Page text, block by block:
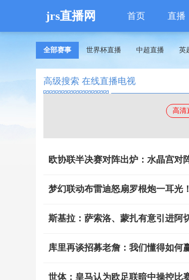
jrs直播网 首页 直播
全部赛事 世界杯直播 中超直播 英
高级搜索 在线直播电视
高清
欧协联半决赛对阵出炉：水晶宫对
梦幻联动布雷迪怒扇罗根炮一耳光
斯基拉：萨索洛、蒙扎有意引进阿
库里再谈招募老詹：我们懂得如何
世体：皇马认为欧足联暗中操控比